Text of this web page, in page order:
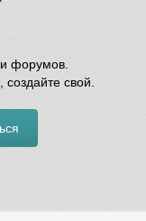
форумов.
свой.